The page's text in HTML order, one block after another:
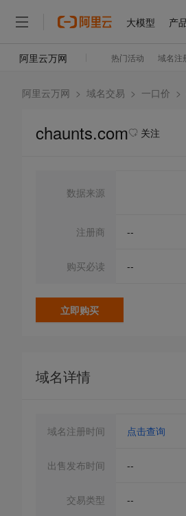
阿里云万网 > 域名交易 > 一口价 >
chaunts.com 关注
数据来源
注册商 --
购买必读 --
立即购买
域名详情
域名注册时间 点击查询
出售发布时间 --
交易类型 --